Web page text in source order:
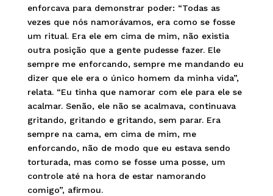
enforcava para demonstrar poder: “Todas as
vezes que nós namorávamos, era como se fosse
um ritual. Era ele em cima de mim, não existia
outra posição que a gente pudesse fazer. Ele
sempre me enforcando, sempre me mandando eu
dizer que ele era o único homem da minha vida”,
relata. “Eu tinha que namorar com ele para ele se
acalmar. Senão, ele não se acalmava, continuava
gritando, gritando e gritando, sem parar. Era
sempre na cama, em cima de mim, me
enforcando, não de modo que eu estava sendo
torturada, mas como se fosse uma posse, um
controle até na hora de estar namorando
comigo”, afirmou.